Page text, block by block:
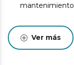
mantenimiento
Ver más